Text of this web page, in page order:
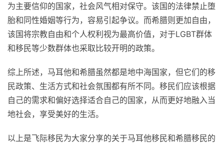
为主要信仰的国家，社会风气相对保守。该国的法律禁止堕
胎和同性婚姻等行为，容易引起争议。而希腊则更加自由，
该国将宗教自由和个人权利视为最高价值，对于LGBT群体
和移民等少数群体也采取比较开明的政策。
综上所述，马耳他和希腊虽然都是地中海国家，但它们的移
民政策、生活方式和社会氛围都有所不同。移民们应该根据
自己的需求和偏好选择适合自己的国家，从而更好地融入当
地社会，享受美好的生活。
以上是飞际移民为大家分享的关于马耳他移民和希腊移民的